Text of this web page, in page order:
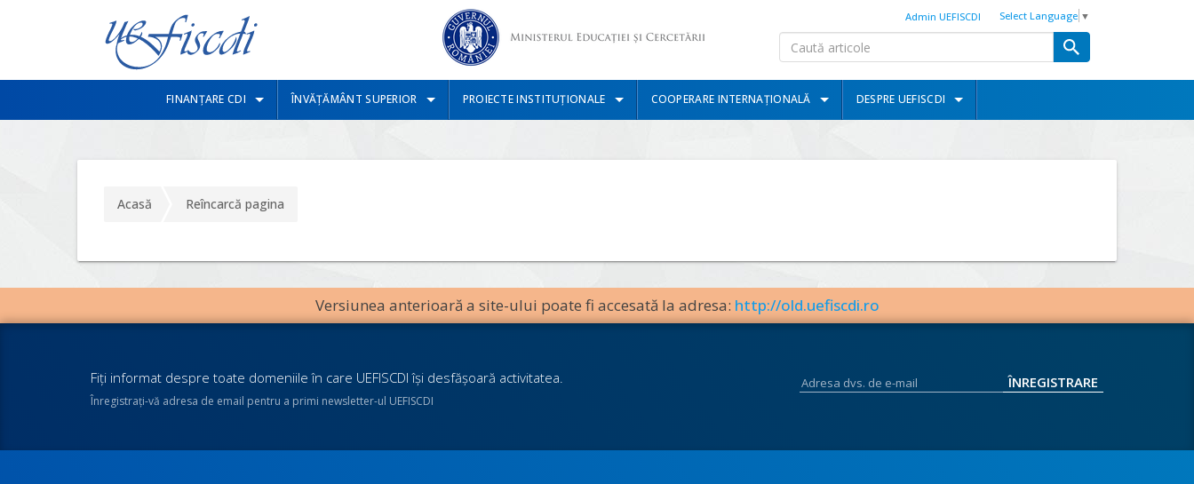
Select Language ▼
Admin UEFISCDI
FINANȚARE CDI ÎNVĂȚĂMÂNT SUPERIOR PROIECTE INSTITUȚIONALE COOPERARE INTERNAȚIONALĂ DESPRE UEFISCDI
Acasă Reîncarcă pagina
Versiunea anterioară a site-ului poate fi accesată la adresa: http://old.uefiscdi.ro
Fiţi informat despre toate domeniile în care UEFISCDI îşi desfăşoară activitatea.
Înregistraţi-vă adresa de email pentru a primi newsletter-ul UEFISCDI